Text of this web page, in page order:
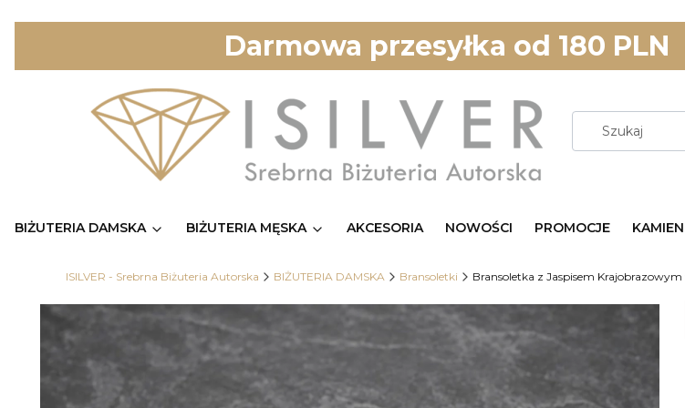
Darmowa przesyłka od 180 PLN
BIŻUTERIA DAMSKA BIŻUTERIA MĘSKA AKCESORIA NOWOŚCI PROMOCJE
ISILVER - Srebrna Biżuteria Autorska BIŻUTERIA DAMSKA Bransoletki Bransoletka z Jaspisem